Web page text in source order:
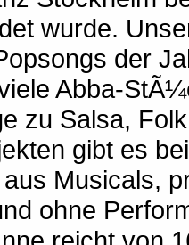
wurde.
der
Abba-
zu Salsa,
gibt es
Musicals,
ohne